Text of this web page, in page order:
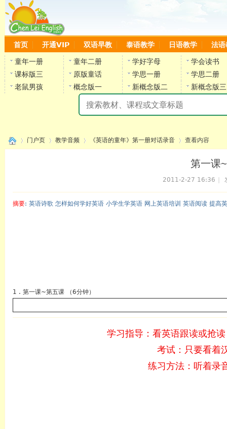
首页 开通VIP 双语早教 泰语教学 日语教学 法语
童年一册 童年二册 学好字母
学会读书
课标版三
原版童话 学思一册
学思二册
老鼠男孩
概念版一 新概念版二 新概念版三
门户页 教学音频 《英语的童年》第一册对话录音
›
查看内容
第一课
2011-2-27 16:36
摘要: 英语诗歌 怎样如何学好英语 小学生学英语 网上英语培训 英语阅读 提高
1 . 第一课~第五课 （6分钟）
学习指导：看英语跟读或抢
考试：只要看着
练习方法：听着录